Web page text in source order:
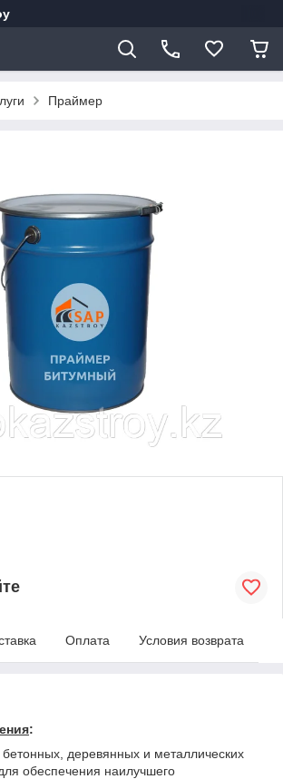
Праймер
Оплата Условия возврата
:
бетонных, деревянных и металлических
обеспечения наилучшего